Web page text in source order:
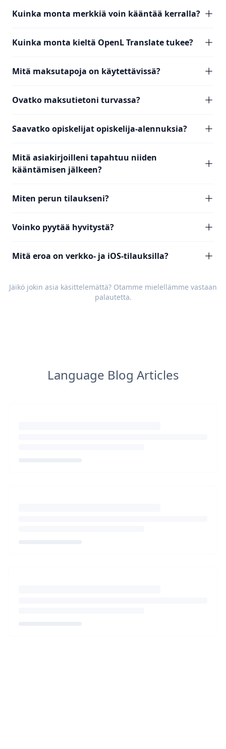
Kuinka monta merkkiä voin kääntää kerralla?
Kuinka monta kieltä OpenL Translate tukee?
Mitä maksutapoja on käytettävissä?
Ovatko maksutietoni turvassa?
Saavatko opiskelijat opiskelija-alennuksia?
Mitä asiakirjoilleni tapahtuu niiden
kääntämisen jälkeen?
Miten perun tilaukseni?
Voinko pyytää hyvitystä?
Mitä eroa on verkko- ja iOS-tilauksilla?
Jäikö jokin asia käsittelemättä? Otamme mielellämme vastaan
palautetta.
Language Blog Articles